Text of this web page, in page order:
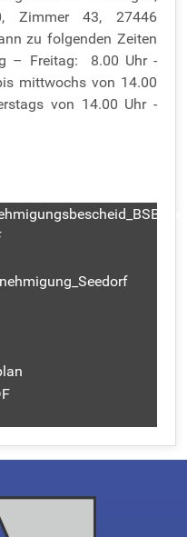
Zimmer 43, 27446
zu folgenden Zeiten
– Freitag: 8.00 Uhr -
mittwochs von 14.00
von 14.00 Uhr -